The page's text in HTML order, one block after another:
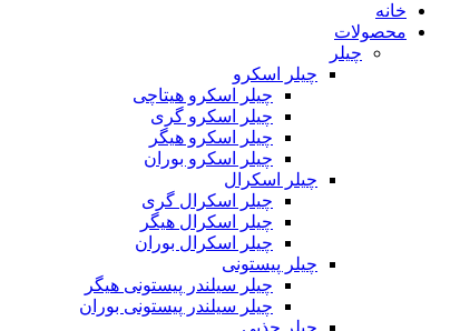
خانه
محصولات
چیلر
چیلر اسکرو
چیلر اسکرو هیتاچی
چیلر اسکرو گری
چیلر اسکرو هیگر
چیلر اسکرو بوران
چیلر اسکرال
چیلر اسکرال گری
چیلر اسکرال هیگر
چیلر اسکرال بوران
چیلر پیستونی
چیلر سیلندر پیستونی هیگر
چیلر سیلندر پیستونی بوران